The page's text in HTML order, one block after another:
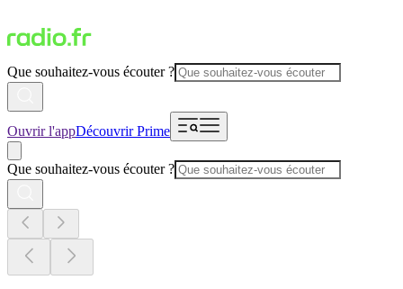
Que souhaitez-vous écouter ?
Ouvrir l'appDécouvrir Prime
Que souhaitez-vous écouter ?